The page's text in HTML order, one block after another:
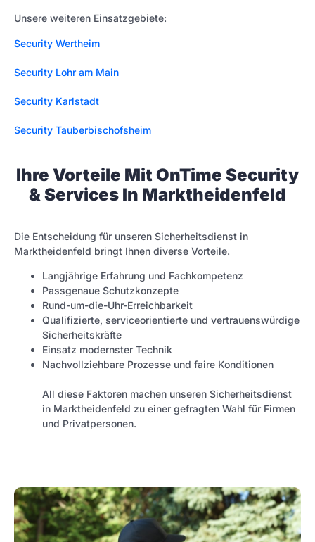
Unsere weiteren Einsatzgebiete:
Security Wertheim
Security Lohr am Main
Security Karlstadt
Security Tauberbischofsheim
Ihre Vorteile Mit OnTime Security
& Services In Marktheidenfeld
Die Entscheidung für unseren Sicherheitsdienst in
Marktheidenfeld bringt Ihnen diverse Vorteile.
Langjährige Erfahrung und Fachkompetenz
Passgenaue Schutzkonzepte
Rund-um-die-Uhr-Erreichbarkeit
Qualifizierte, serviceorientierte und vertrauenswürdige
Sicherheitskräfte
Einsatz modernster Technik
Nachvollziehbare Prozesse und faire Konditionen
All diese Faktoren machen unseren Sicherheitsdienst
in Marktheidenfeld zu einer gefragten Wahl für Firmen
und Privatpersonen.